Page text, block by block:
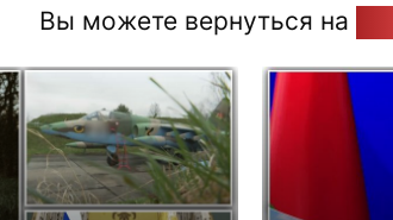
Вы можете вернуться на